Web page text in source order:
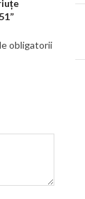
obligatorii